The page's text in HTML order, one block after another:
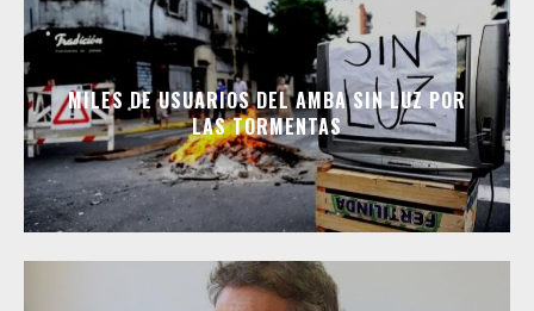
MILES DE USUARIOS DEL AMBA SIN LUZ POR
LAS TORMENTAS